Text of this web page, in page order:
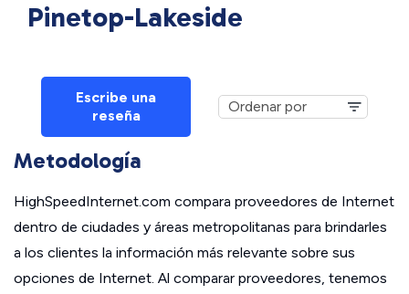
Pinetop-Lakeside
Escribe una
reseña
Metodología
HighSpeedInternet.com compara proveedores de Internet
dentro de ciudades y áreas metropolitanas para brindarles
a los clientes la información más relevante sobre sus
opciones de Internet. Al comparar proveedores, tenemos